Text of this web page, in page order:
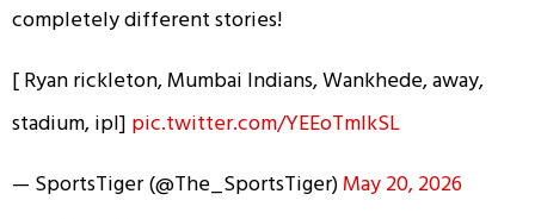
completely different stories!
[ Ryan rickleton, Mumbai Indians, Wankhede, away,
stadium, ipl] pic.twitter.com/YEEoTmlkSL
— SportsTiger (@The_SportsTiger)May 20, 2026